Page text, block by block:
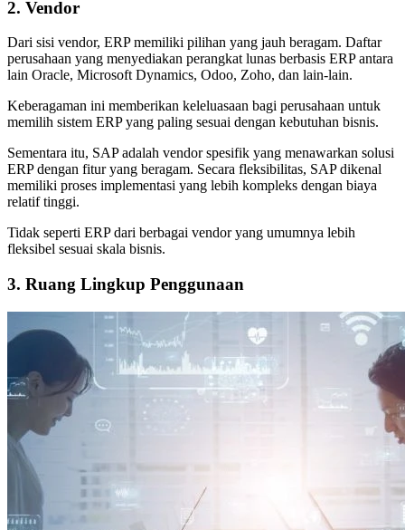
2. Vendor
Dari sisi vendor, ERP memiliki pilihan yang jauh beragam. Daftar
perusahaan yang menyediakan perangkat lunas berbasis ERP antara
lain Oracle, Microsoft Dynamics, Odoo, Zoho, dan lain-lain.
Keberagaman ini memberikan keleluasaan bagi perusahaan untuk
memilih sistem ERP yang paling sesuai dengan kebutuhan bisnis.
Sementara itu, SAP adalah vendor spesifik yang menawarkan solusi
ERP dengan fitur yang beragam. Secara fleksibilitas, SAP dikenal
memiliki proses implementasi yang lebih kompleks dengan biaya
relatif tinggi.
Tidak seperti ERP dari berbagai vendor yang umumnya lebih
fleksibel sesuai skala bisnis.
3. Ruang Lingkup Penggunaan